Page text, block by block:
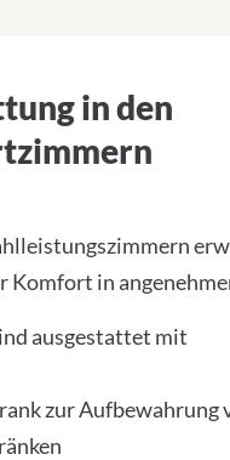
in den
Komfort in
ausgestattet mit
zur Aufbewahrung